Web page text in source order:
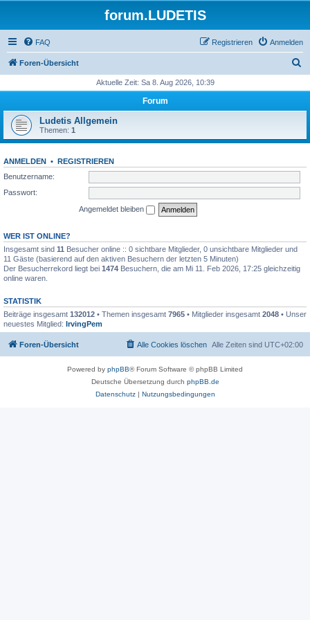
forum.LUDETIS
FAQ Anmelden
Registrieren
Foren-Übersicht
h
Aktuelle Zeit: Sa 8. Aug 2026, 10:39
Forum
Ludetis Allgemein
Themen: 1
ANMELDEN • REGISTRIEREN
Benutzername:
Passwort:
Angemeldet bleiben
WER IST ONLINE?
Insgesamt sind 11 Besucher online :: 0 sichtbare Mitglieder, 0 unsichtbare Mitglieder und
11 Gäste (basierend auf den aktiven Besuchern der letzten 5 Minuten)
Der Besucherrekord liegt bei 1474 Besuchern, die am Mi 11. Feb 2026, 17:25 gleichzeitig
online waren.
STATISTIK
Beiträge insgesamt 132012 • Themen insgesamt 7965 • Mitglieder insgesamt 2048 • Unser
neuestes Mitglied: IrvingPem
Foren-Übersicht Alle Zeiten sind UTC+02:00
Alle Cookies löschen
Powered by phpBB® Forum Software © phpBB Limited
Deutsche Übersetzung durch phpBB.de
Datenschutz| Nutzungsbedingungen